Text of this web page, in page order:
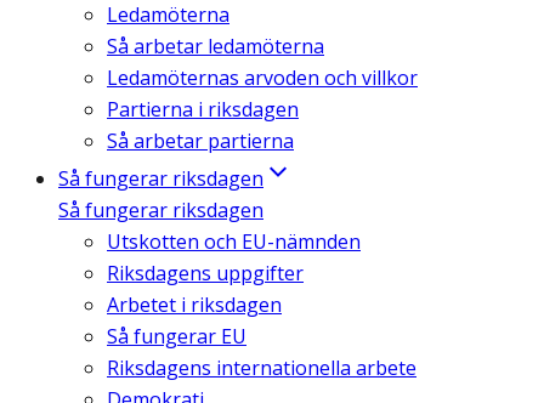
Ledamöterna
Så arbetar ledamöterna
Ledamöternas arvoden och villkor
Partierna i riksdagen
Så arbetar partierna
Så fungerar riksdagen
Så fungerar riksdagen
Utskotten och EU-nämnden
Riksdagens uppgifter
Arbetet i riksdagen
Så fungerar EU
Riksdagens internationella arbete